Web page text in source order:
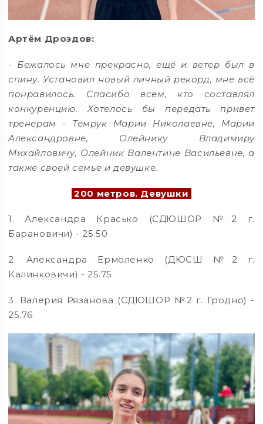
Артём Дроздов:
- Бежалось мне прекрасно, ещё и ветер был в
спину. Установил новый личный рекорд, мне всё
понравилось. Спасибо всем, кто составлял
конкуренцию. Хотелось бы передать привет
тренерам - Темрук Марии Николаевне, Марии
Александровне, Олейнику Владимиру
Михайловичу, Олейник Валентине Васильевне, а
также своей семье и девушке.
200 метров. Девушки
1. Александра Красько (СДЮШОР №2 г.
Барановичи) - 25.50
2. Александра Ермоленко (ДЮСШ №2 г.
Калинковичи) - 25.75
3. Валерия Рязанова (СДЮШОР №2 г. Гродно) -
25.76